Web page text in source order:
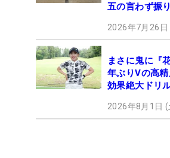
五の言わず振
2026年7月26
まさに鬼に『
年ぶりVの高
効果絶大ドリ
2026年8月1日